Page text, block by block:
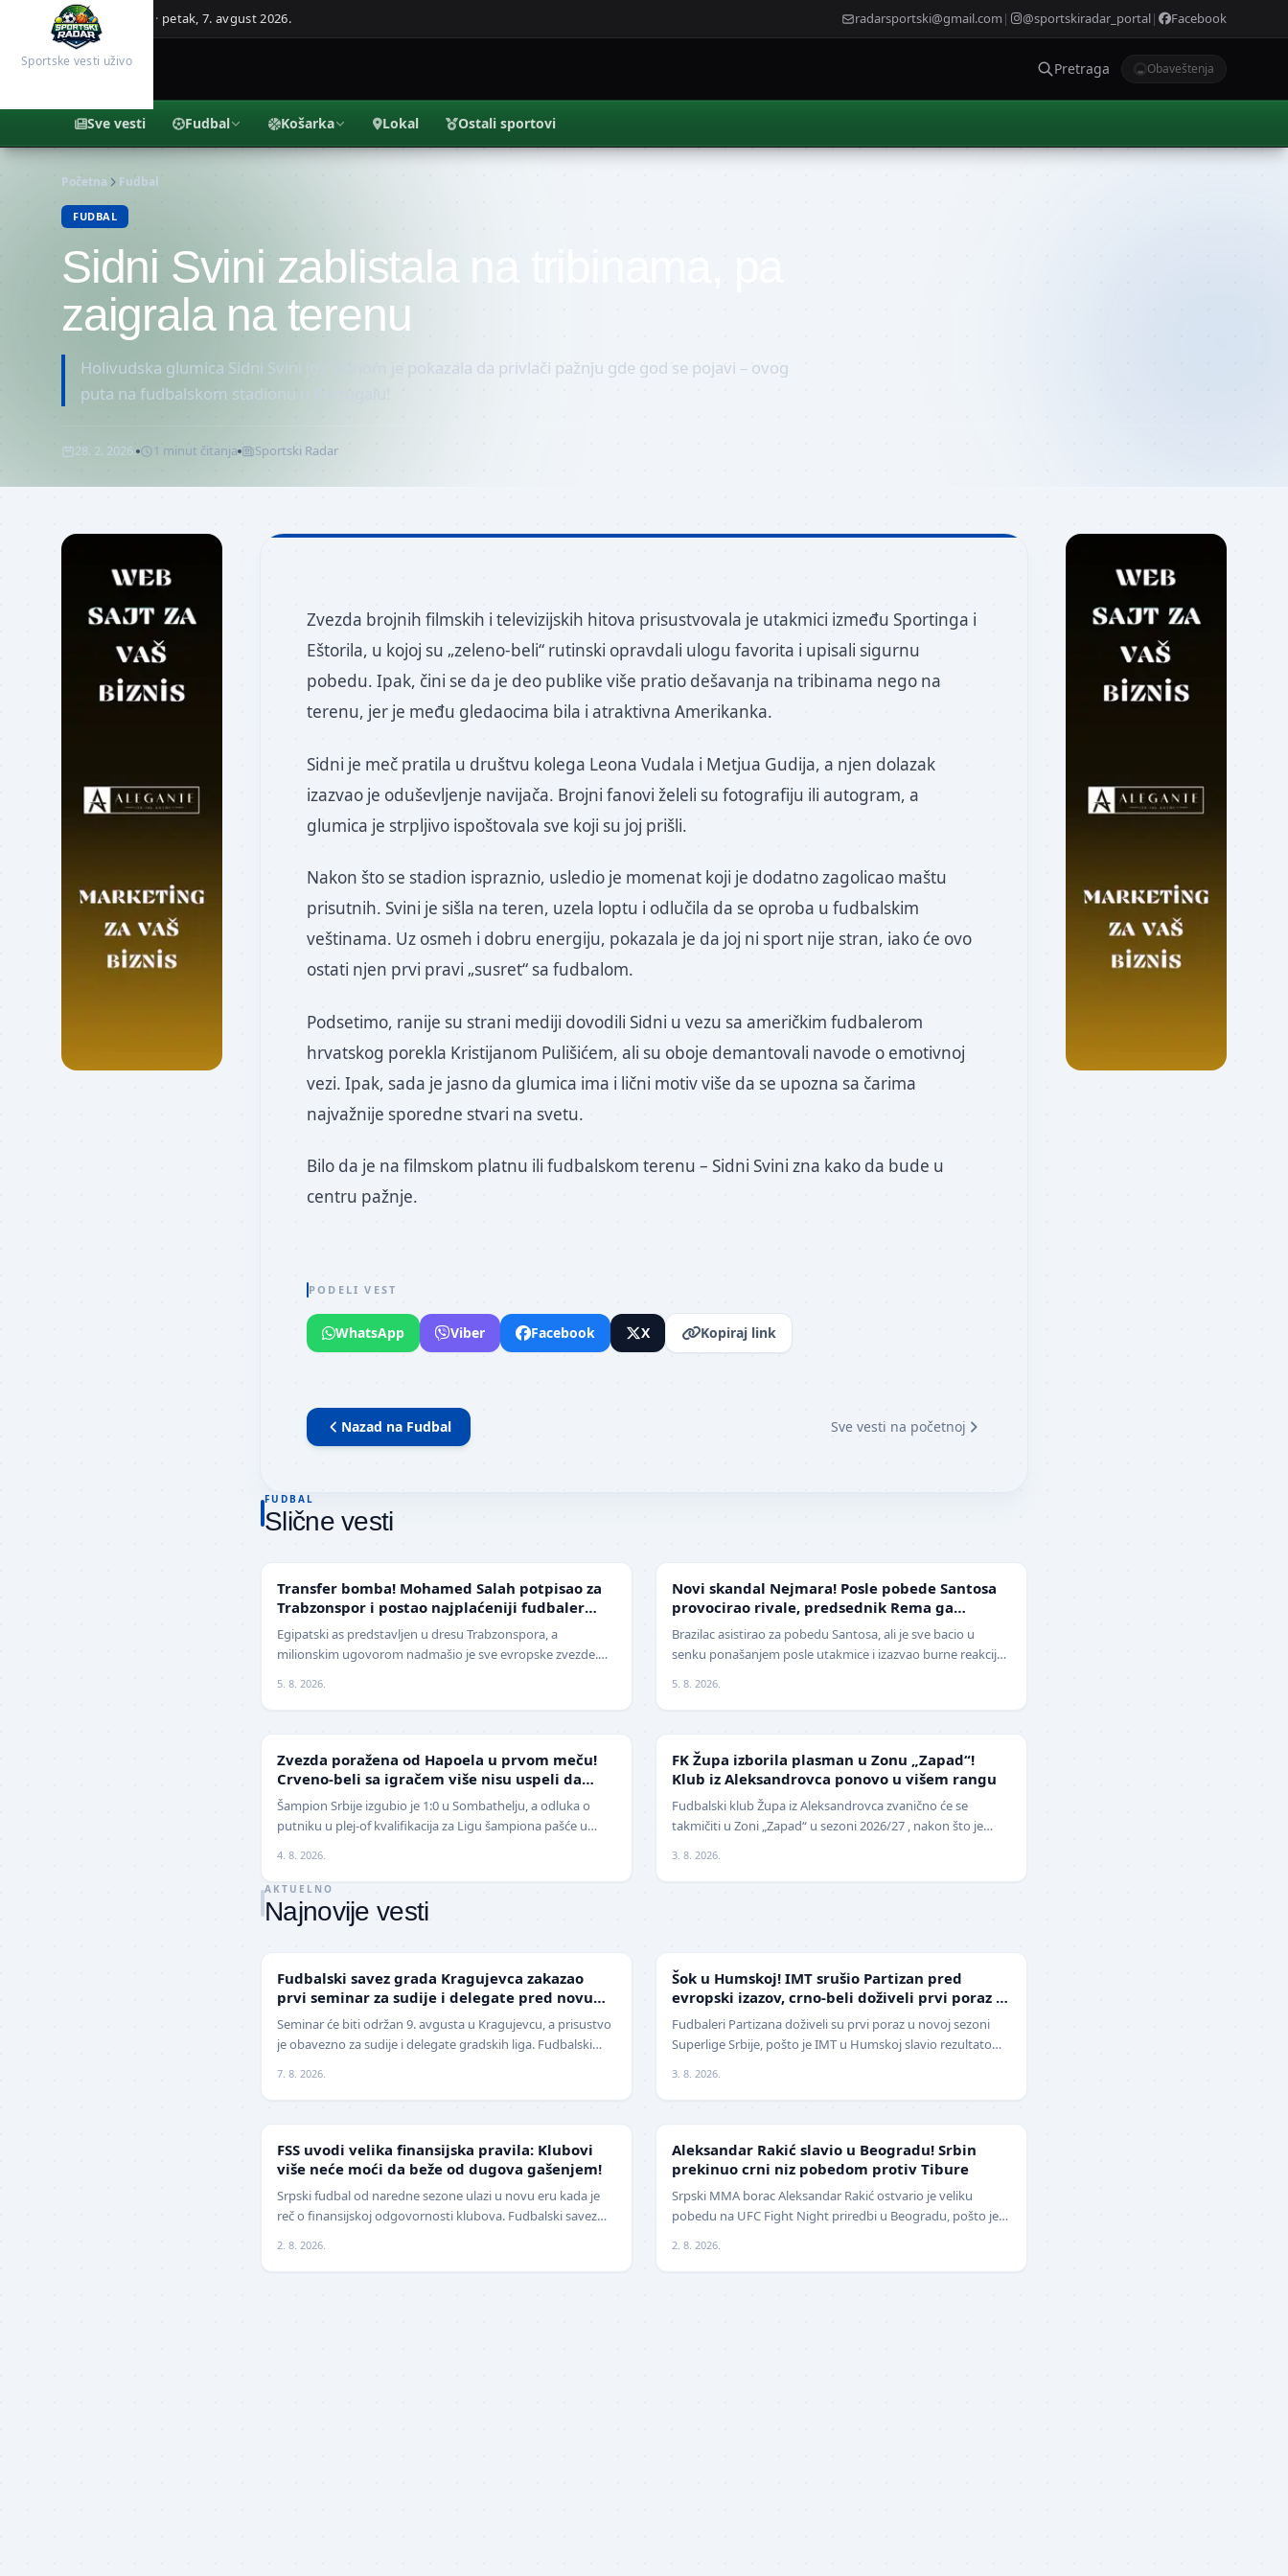
Sportske vesti uživo
Beograd, Srbija · petak, 7. avgust 2026. radarsportski@gmail.com | @sportskiradar_portal| Facebook
Pretraga Obaveštenja
Sve vesti Fudbal Košarka Lokal Ostali sportovi
Početna Fudbal
FUDBAL
Sidni Svini zablistala na tribinama, pa
zaigrala na terenu
Holivudska glumica Sidni Svini još jednom je pokazala da privlači pažnju gde god se pojavi – ovog
puta na fudbalskom stadionu u Portugalu!
28. 2. 2026. 1 minut čitanja Sportski Radar
Zvezda brojnih filmskih i televizijskih hitova prisustvovala je utakmici između Sportinga i
Eštorila, u kojoj su „zeleno-beli“ rutinski opravdali ulogu favorita i upisali sigurnu
pobedu. Ipak, čini se da je deo publike više pratio dešavanja na tribinama nego na
terenu, jer je među gledaocima bila i atraktivna Amerikanka.
Sidni je meč pratila u društvu kolega Leona Vudala i Metjua Gudija, a njen dolazak
izazvao je oduševljenje navijača. Brojni fanovi želeli su fotografiju ili autogram, a
glumica je strpljivo ispoštovala sve koji su joj prišli.
Nakon što se stadion ispraznio, usledio je momenat koji je dodatno zagolicao maštu
prisutnih. Svini je sišla na teren, uzela loptu i odlučila da se oproba u fudbalskim
veštinama. Uz osmeh i dobru energiju, pokazala je da joj ni sport nije stran, iako će ovo
ostati njen prvi pravi „susret“ sa fudbalom.
Podsetimo, ranije su strani mediji dovodili Sidni u vezu sa američkim fudbalerom
hrvatskog porekla Kristijanom Pulišićem, ali su oboje demantovali navode o emotivnoj
vezi. Ipak, sada je jasno da glumica ima i lični motiv više da se upozna sa čarima
najvažnije sporedne stvari na svetu.
Bilo da je na filmskom platnu ili fudbalskom terenu – Sidni Svini zna kako da bude u
centru pažnje.
PODELI VEST
WhatsApp Viber Facebook X Kopiraj link
Nazad na Fudbal Sve vesti na početnoj
FUDBAL
Slične vesti
Transfer bomba! Mohamed Salah potpisao za
Trabzonspor i postao najplaćeniji fudbaler
Evrope
Egipatski as predstavljen u dresu Trabzonspora, a
milionskim ugovorom nadmašio je sve evropske zvezde.
5. 8. 2026.
Novi skandal Nejmara! Posle pobede Santosa
provocirao rivale, predsednik Rema ga
žestoko isprozivao: "Bitanga i klovn!" (VIDEO)
Brazilac asistirao za pobedu Santosa, ali je sve bacio u
senku ponašanjem posle utakmice i izazvao burne reakcije.
5. 8. 2026.
Zvezda poražena od Hapoela u prvom meču!
Crveno-beli sa igračem više nisu uspeli da
izbegnu poraz
Šampion Srbije izgubio je 1:0 u Sombathelju, a odluka o
putniku u plej-of kvalifikacija za Ligu šampiona pašće u
4. 8. 2026.
NIŽE LIGE
FK Župa izborila plasman u Zonu „Zapad“!
Klub iz Aleksandrovca ponovo u višem rangu
Fudbalski klub Župa iz Aleksandrovca zvanično će se
takmičiti u Zoni „Zapad“ u sezoni 2026/27 , nakon što je
3. 8. 2026.
AKTUELNO
Najnovije vesti
Fudbalski savez grada Kragujevca zakazao
prvi seminar za sudije i delegate pred novu
sezonu
Seminar će biti održan 9. avgusta u Kragujevcu, a prisustvo
je obavezno za sudije i delegate gradskih liga. Fudbalski
7. 8. 2026.
SUPERLIGA
Šok u Humskoj! IMT srušio Partizan pred
evropski izazov, crno-beli doživeli prvi poraz u
sezoni
Fudbaleri Partizana doživeli su prvi poraz u novoj sezoni
Superlige Srbije, pošto je IMT u Humskoj slavio rezultatom
3. 8. 2026.
FSS uvodi velika finansijska pravila: Klubovi
više neće moći da beže od dugova gašenjem!
Srpski fudbal od naredne sezone ulazi u novu eru kada je
reč o finansijskoj odgovornosti klubova. Fudbalski savez
2. 8. 2026.
Aleksandar Rakić slavio u Beogradu! Srbin
prekinuo crni niz pobedom protiv Tibure
Srpski MMA borac Aleksandar Rakić ostvario je veliku
pobedu na UFC Fight Night priredbi u Beogradu, pošto je
2. 8. 2026.